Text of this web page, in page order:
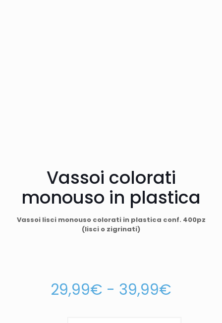
Vassoi colorati
monouso in plastica
Vassoi lisci monouso colorati in plastica conf. 400pz
(lisci o zigrinati)
29,99€ - 39,99€